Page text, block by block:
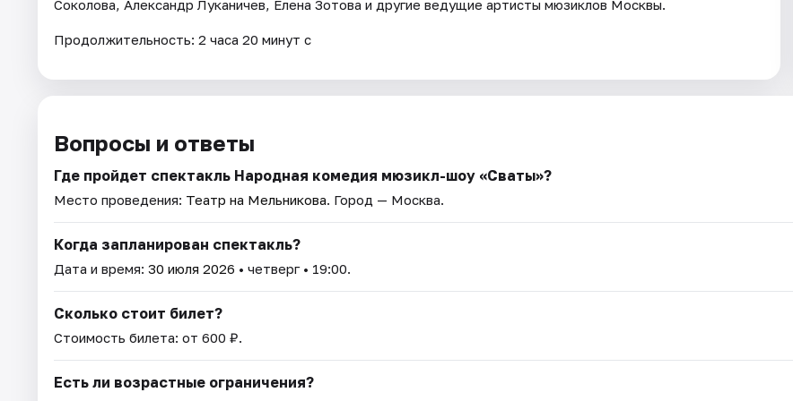
Соколова, Александр Луканичев, Елена Зотова и другие ведущие артисты мюзиклов Москвы.
Продолжительность: 2 часа 20 минут с
Вопросы и ответы
Где пройдет спектакль Народная комедия мюзикл-шоу «Сваты»?
Место проведения: Театр на Мельникова. Город — Москва.
Когда запланирован спектакль?
Дата и время: 30 июля 2026 • четверг • 19:00.
Сколько стоит билет?
Стоимость билета: от 600 ₽.
Есть ли возрастные ограничения?